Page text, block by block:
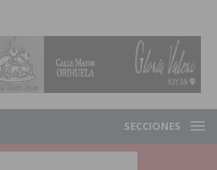
SECCIONES